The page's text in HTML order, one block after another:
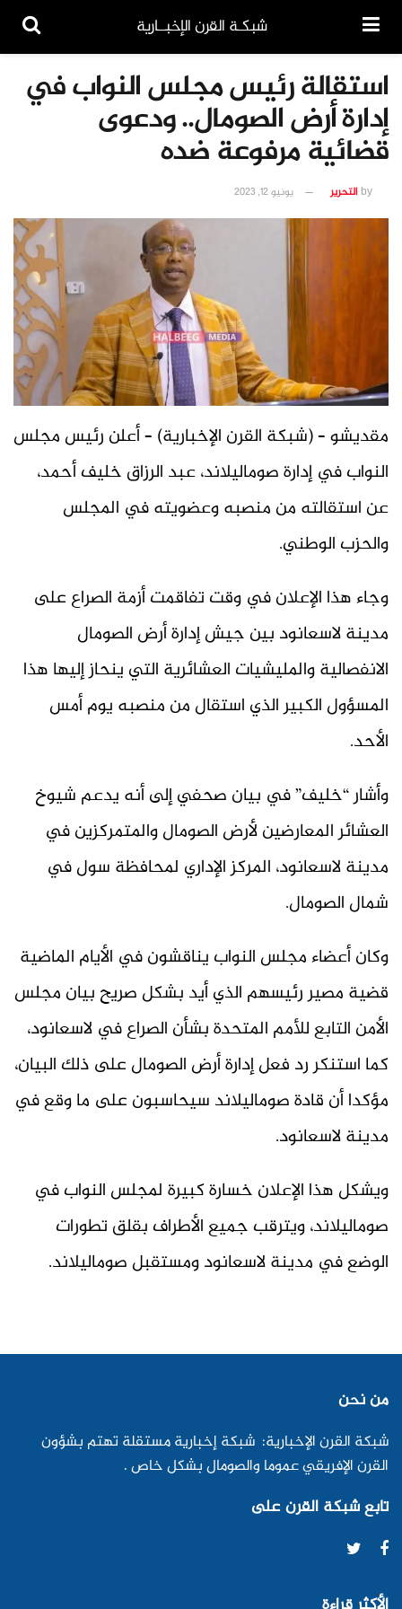
شبكـة القرن الإخبــارية
استقالة رئيس مجلس النواب في
إدارة أرض الصومال.. ودعوى
قضائية مرفوعة ضده
byالتحرير يونيو 12, 2023
مقديشو – (شبكة القرن الإخبارية) – أعلن رئيس مجلس
النواب في إدارة صوماليلاند، عبد الرزاق خليف أحمد،
عن استقالته من منصبه وعضويته في المجلس
والحزب الوطني.
وجاء هذا الإعلان في وقت تفاقمت أزمة الصراع على
مدينة لاسعانود بين جيش إدارة أرض الصومال
الانفصالية والمليشيات العشائرية التي ينحاز إليها هذا
المسؤول الكبير الذي استقال من منصبه يوم أمس
الأحد.
وأشار “خليف” في بيان صحفي إلى أنه يدعم شيوخ
العشائر المعارضين لأرض الصومال والمتمركزين في
مدينة لاسعانود، المركز الإداري لمحافظة سول في
شمال الصومال.
وكان أعضاء مجلس النواب يناقشون في الأيام الماضية
قضية مصير رئيسهم الذي أيد بشكل صريح بيان مجلس
الأمن التابع للأمم المتحدة بشأن الصراع في لاسعانود،
كما استنكر رد فعل إدارة أرض الصومال على ذلك البيان،
مؤكدا أن قادة صوماليلاند سيحاسبون على ما وقع في
مدينة لاسعانود.
ويشكل هذا الإعلان خسارة كبيرة لمجلس النواب في
صوماليلاند، ويترقب جميع الأطراف بقلق تطورات
الوضع في مدينة لاسعانود ومستقبل صوماليلاند.
من نحن
شبكة القرن الإخبارية: شبكة إخبارية مستقلة تهتم بشؤون
القرن الإفريقي عموما والصومال بشكل خاص .
تابع شبكة القرن على